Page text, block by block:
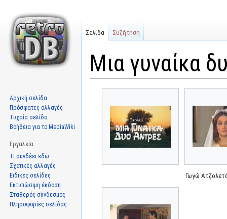
Μια γυναίκα
Γωγώ
Σελίδα Συζήτηση
Αρχική σελίδα
Πρόσφατες αλλαγές
Τυχαία σελίδα
Βοήθεια για το MediaWiki
Εργαλεία
Τι συνδέει εδώ
Σχετικές αλλαγές
Ειδικές σελίδες
Εκτυπώσιμη έκδοση
Σταθερός σύνδεσμος
Πληροφορίες σελίδας